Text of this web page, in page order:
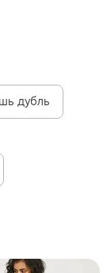
дубль